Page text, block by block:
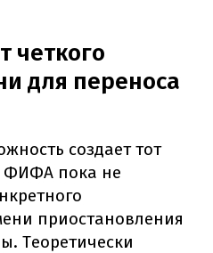
четкого
для переноса
создает тот
ФИФА пока не
приостановления
Теоретически